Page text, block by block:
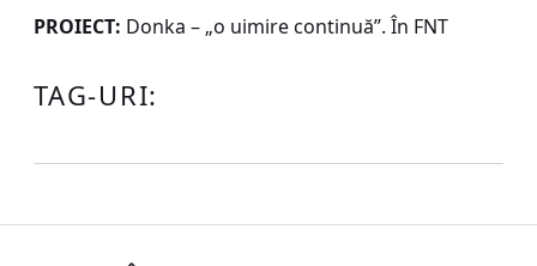
PROIECT: Donka – „o uimire continuă”. În FNT
TAG-URI: